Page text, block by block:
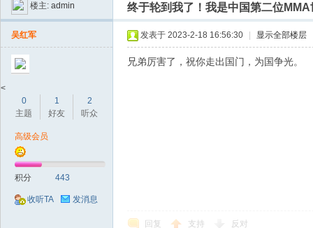
协
楼主: admin 终于轮到我了！我是中国第二位
吴红军
<
0
主题
1
好友
2
听众
高级会员
积分 443
收听TA 发消息
发表于 2023-2-18 16:56:30 显示全部楼层
兄弟厉害了，祝你走出国门，为国争光。
回复 支持 反对